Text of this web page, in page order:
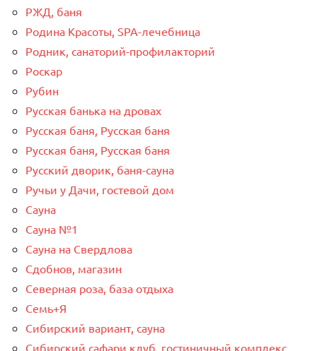
РЖД, баня
Родина Красоты, SPA-лечебница
Родник, санаторий-профилакторий
Роскар
Рубин
Русская банька на дровах
Русская баня, Русская баня
Русская баня, Русская баня
Русский дворик, баня-сауна
Ручьи у Дачи, гостевой дом
Сауна
Сауна №1
Сауна на Свердлова
Сдобнов, магазин
Северная роза, база отдыха
Семь+Я
Сибирский вариант, сауна
Сибирский сафари клуб, гостиничный комплекс